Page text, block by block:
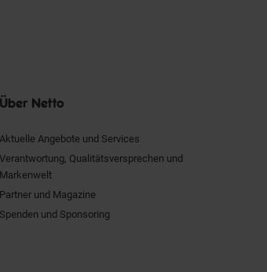
Über Netto
Aktuelle Angebote und Services
Verantwortung, Qualitätsversprechen und
Markenwelt
Partner und Magazine
Spenden und Sponsoring